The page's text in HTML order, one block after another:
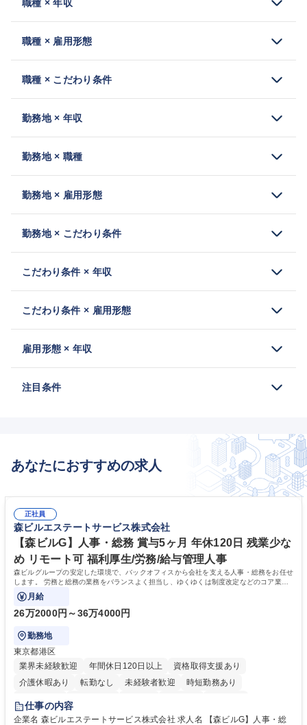
職種 × 年収
職種 × 雇用形態
職種 × こだわり条件
勤務地 × 年収
勤務地 × 職種
勤務地 × 雇用形態
勤務地 × こだわり条件
こだわり条件 × 年収
こだわり条件 × 雇用形態
雇用形態 × 年収
注目条件
あなたにおすすめの求人
正社員
森ビルエステートサービス株式会社
【森ビルG】人事・総務 賞与5ヶ月 年休120日 残業少な
め リモート可 福利厚生/労務/給与管理人事
森ビルグループの安定した環境で、バックオフィスから会社を支える人事・総務をお任せ
します。 労務と総務の業務をバランスよく担当し、ゆくゆくは制度改定などのコア業務
にも挑戦できる、やりがいある環境です。
月給
26万2000円～36万4000円
勤務地
東京都港区
業界未経験歓迎
年間休日120日以上
資格取得支援あり
介護休暇あり
転勤なし 未経験者歓迎
時短勤務あり
経験者歓迎
完全週休2日制
交通費支給 長期歓迎 駅近5分以内 土日祝休み
仕事の内容
企業名 森ビルエステートサービス株式会社 求人名 【森ビルG】人事・総